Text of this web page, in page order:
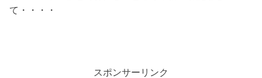
て・・・・
スポンサーリンク